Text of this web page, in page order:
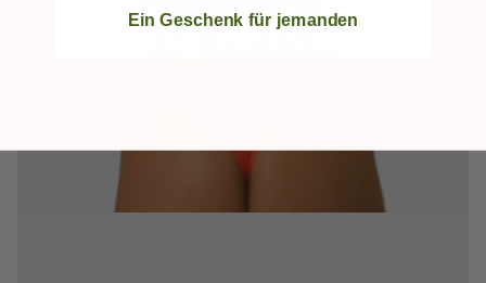
Ein Geschenk für jemanden